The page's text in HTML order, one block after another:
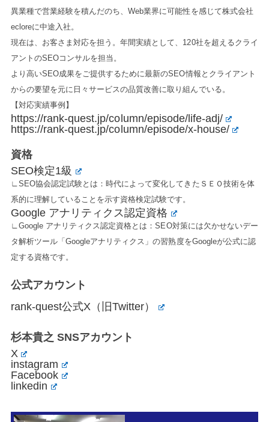
異業種で営業経験を積んだのち、Web業界に可能性を感じて株式会社
ecloreに中途入社。
現在は、お客さま対応を担う。年間実績として、120社を超えるクライ
アントのSEOコンサルを担当。
より高いSEO成果をご提供するために最新のSEO情報とクライアント
からの要望を元に日々サービスの品質改善に取り組んでいる。
【対応実績事例】
https://rank-quest.jp/column/episode/life-adj/
https://rank-quest.jp/column/episode/x-house/
資格
SEO検定1級
∟SEO協会認定試験とは：時代によって変化してきたＳＥＯ技術を体
系的に理解していることを示す資格検定試験です。
Google アナリティクス認定資格
∟Google アナリティクス認定資格とは：SEO対策には欠かせないデー
タ解析ツール「Googleアナリティクス」の習熟度をGoogleが公式に認
定する資格です。
公式アカウント
rank-quest公式X（旧Twitter）
杉本貴之 SNSアカウント
X
instagram
Facebook
linkedin